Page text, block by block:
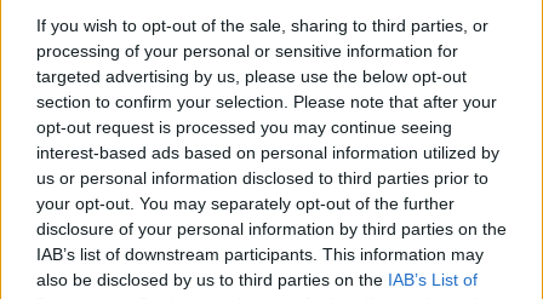
If you wish to opt-out of the sale, sharing to third parties, or
processing of your personal or sensitive information for
targeted advertising by us, please use the below opt-out
section to confirm your selection. Please note that after your
opt-out request is processed you may continue seeing
interest-based ads based on personal information utilized by
us or personal information disclosed to third parties prior to
your opt-out. You may separately opt-out of the further
disclosure of your personal information by third parties on the
IAB’s list of downstream participants. This information may
also be disclosed by us to third parties on the IAB’s List of
de Finlandia. Es muy diverso y atrae a
excursionistas y esquiadores. Todavía hay
algunos pueblos indígenas Sami que practican el
pastoreo tradicional de renos dentro del área.
Como tal, aquí se pueden disfrutar safaris de
renos yhuskys.
Llegando hasta la frontera rusa en el norte,